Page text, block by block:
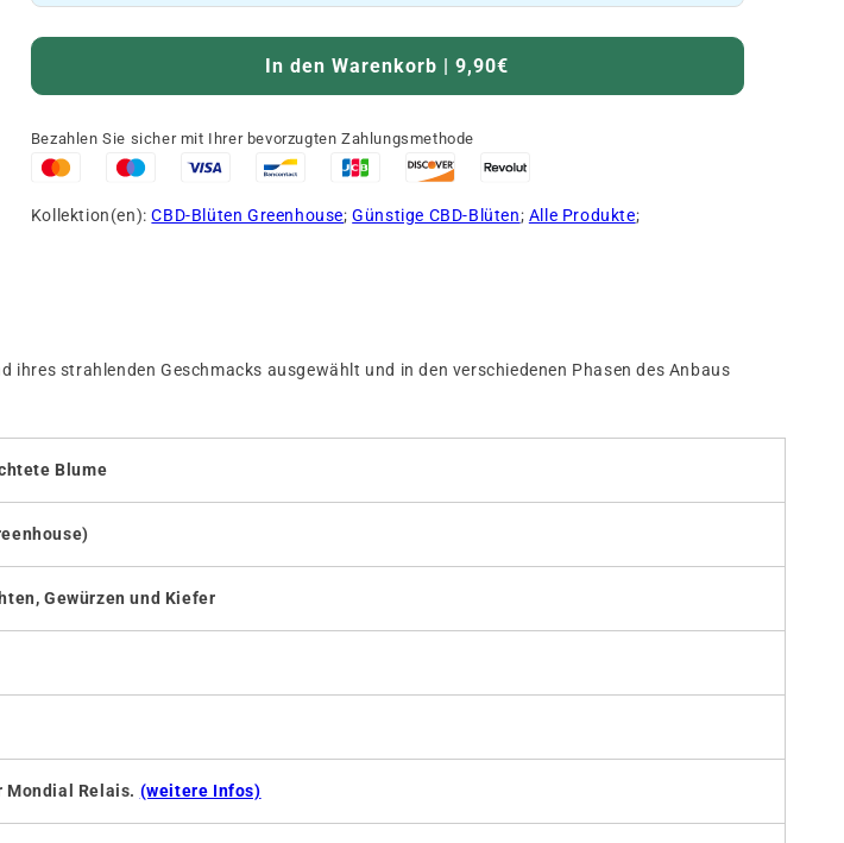
In den Warenkorb | 9,90€
Bezahlen Sie sicher mit Ihrer bevorzugten Zahlungsmethode
Kollektion(en):CBD-Blüten Greenhouse;Günstige CBD-Blüten; Alle Produkte;
ihres strahlenden Geschmacks ausgewählt und in den verschiedenen Phasen des Anbaus
Blume
Gewürzen und Kiefer
Mondial Relais. (weitere Infos)